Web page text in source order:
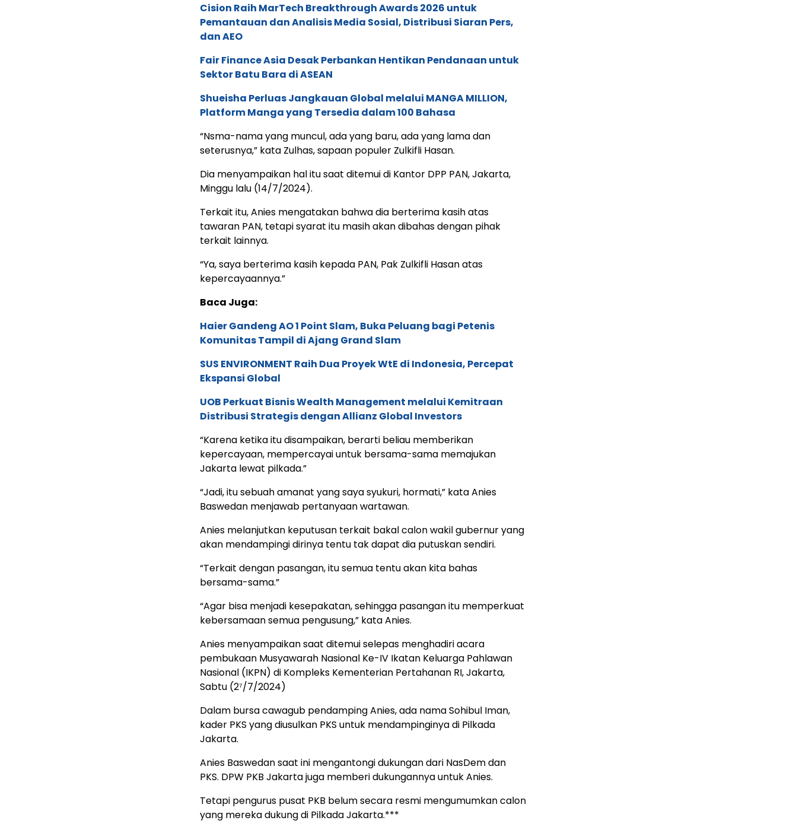
Cision Raih MarTech Breakthrough Awards 2026 untuk
Pemantauan dan Analisis Media Sosial, Distribusi Siaran Pers,
dan AEO
Fair Finance Asia Desak Perbankan Hentikan Pendanaan untuk
Sektor Batu Bara di ASEAN
Shueisha Perluas Jangkauan Global melalui MANGA MILLION,
Platform Manga yang Tersedia dalam 100 Bahasa
“Nsma-nama yang muncul, ada yang baru, ada yang lama dan
seterusnya,” kata Zulhas, sapaan populer Zulkifli Hasan.
Dia menyampaikan hal itu saat ditemui di Kantor DPP PAN, Jakarta,
Minggu lalu (14/7/2024).
Terkait itu, Anies mengatakan bahwa dia berterima kasih atas
tawaran PAN, tetapi syarat itu masih akan dibahas dengan pihak
terkait lainnya.
“Ya, saya berterima kasih kepada PAN, Pak Zulkifli Hasan atas
kepercayaannya.”
Baca Juga:
Haier Gandeng AO 1 Point Slam, Buka Peluang bagi Petenis
Komunitas Tampil di Ajang Grand Slam
SUS ENVIRONMENT Raih Dua Proyek WtE di Indonesia, Percepat
Ekspansi Global
UOB Perkuat Bisnis Wealth Management melalui Kemitraan
Distribusi Strategis dengan Allianz Global Investors
“Karena ketika itu disampaikan, berarti beliau memberikan
kepercayaan, mempercayai untuk bersama-sama memajukan
Jakarta lewat pilkada.”
“Jadi, itu sebuah amanat yang saya syukuri, hormati,” kata Anies
Baswedan menjawab pertanyaan wartawan.
Anies melanjutkan keputusan terkait bakal calon wakil gubernur yang
akan mendampingi dirinya tentu tak dapat dia putuskan sendiri.
“Terkait dengan pasangan, itu semua tentu akan kita bahas
bersama-sama.”
“Agar bisa menjadi kesepakatan, sehingga pasangan itu memperkuat
kebersamaan semua pengusung,” kata Anies.
Anies menyampaikan saat ditemui selepas menghadiri acara
pembukaan Musyawarah Nasional Ke-IV Ikatan Keluarga Pahlawan
Nasional (IKPN) di Kompleks Kementerian Pertahanan RI, Jakarta,
Sabtu (2⁷/7/2024)
Dalam bursa cawagub pendamping Anies, ada nama Sohibul Iman,
kader PKS yang diusulkan PKS untuk mendampinginya di Pilkada
Jakarta.
Anies Baswedan saat ini mengantongi dukungan dari NasDem dan
PKS. DPW PKB Jakarta juga memberi dukungannya untuk Anies.
Tetapi pengurus pusat PKB belum secara resmi mengumumkan calon
yang mereka dukung di Pilkada Jakarta.***